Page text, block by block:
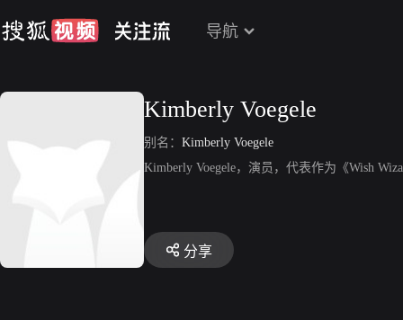
导航
Kimberly Voegele
别名： Kimberly Voegele
Kimberly Voegele，演员，代表作为《Wish
分享